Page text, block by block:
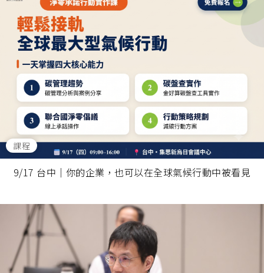
課程
9/17 台中｜你的企業，也可以在全球氣候行動中被看見